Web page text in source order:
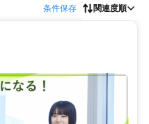
条件保存 関連度順